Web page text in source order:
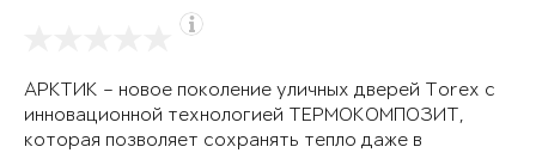
АРКТИК – новое поколение уличных дверей Torex с
инновационной технологией ТЕРМОКОМПОЗИТ,
которая позволяет сохранять тепло даже в